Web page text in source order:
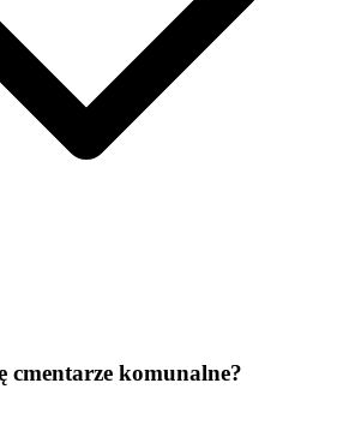
cmentarze komunalne?